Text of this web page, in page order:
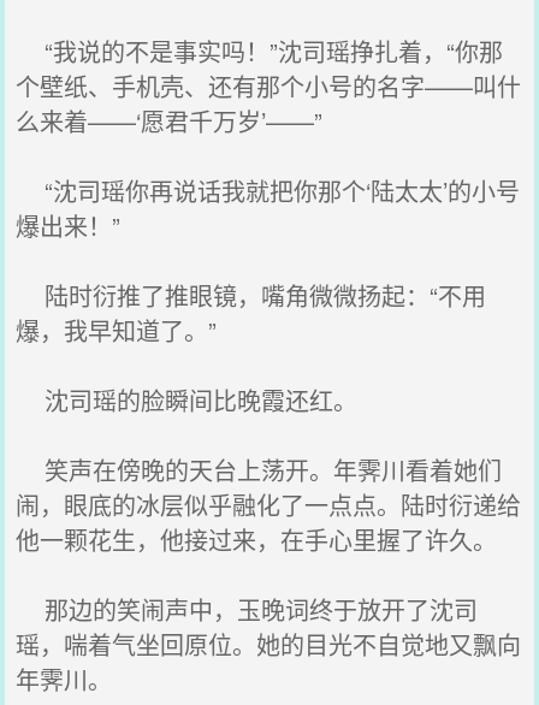
“我说的不是事实吗！”沈司瑶挣扎着，“你那
个壁纸、手机壳、还有那个小号的名字——叫什
么来着——‘愿君千万岁’——”
“沈司瑶你再说话我就把你那个‘陆太太’的小号
爆出来！”
陆时衍推了推眼镜，嘴角微微扬起：“不用
爆，我早知道了。”
沈司瑶的脸瞬间比晚霞还红。
笑声在傍晚的天台上荡开。年霁川看着她们
闹，眼底的冰层似乎融化了一点点。陆时衍递给
他一颗花生，他接过来，在手心里握了许久。
那边的笑闹声中，玉晚词终于放开了沈司
瑶，喘着气坐回原位。她的目光不自觉地又飘向
年霁川。